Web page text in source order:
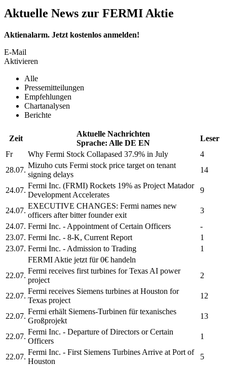
Aktuelle News zur FERMI Aktie
Aktienalarm. Jetzt kostenlos anmelden!
E-Mail
Aktivieren
Alle
Pressemitteilungen
Empfehlungen
Chartanalysen
Berichte
Zeit
Aktuelle Nachrichten
Sprache: Alle DE EN
Leser
Fr
Why Fermi Stock Collapased 37.9% in July
4
28.07.
Mizuho cuts Fermi stock price target on tenant
signing delays
14
24.07.
Fermi Inc. (FRMI) Rockets 19% as Project Matador
Development Accelerates
9
24.07.
EXECUTIVE CHANGES: Fermi names new
officers after bitter founder exit
3
24.07. Fermi Inc. - Appointment of Certain Officers
-
23.07. Fermi Inc. - 8-K, Current Report
1
23.07. Fermi Inc. - Admission to Trading
1
FERMI Aktie jetzt für 0€ handeln
22.07.
Fermi receives first turbines for Texas AI power
project
2
22.07.
Fermi receives Siemens turbines at Houston for
Texas project
12
22.07.
Fermi erhält Siemens-Turbinen für texanisches
Großprojekt
13
22.07.
Fermi Inc. - Departure of Directors or Certain
Officers
1
22.07.
Fermi Inc. - First Siemens Turbines Arrive at Port of
Houston
5